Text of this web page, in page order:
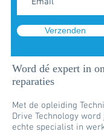
Verzenden
Word dé expert in
reparaties
Met de opleiding
Drive Technology
echte specialist in